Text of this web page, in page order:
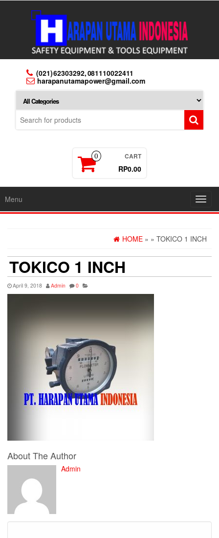
(021) 62303292, 081110022411
harapanutamapower@gmail.com
0 CART
RP0.00
Menu
HOME » » TOKICO 1 INCH
TOKICO 1 INCH
April 9, 2018 Admin 0
About The Author
Admin